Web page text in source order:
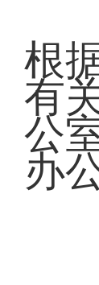
根
有
公
办